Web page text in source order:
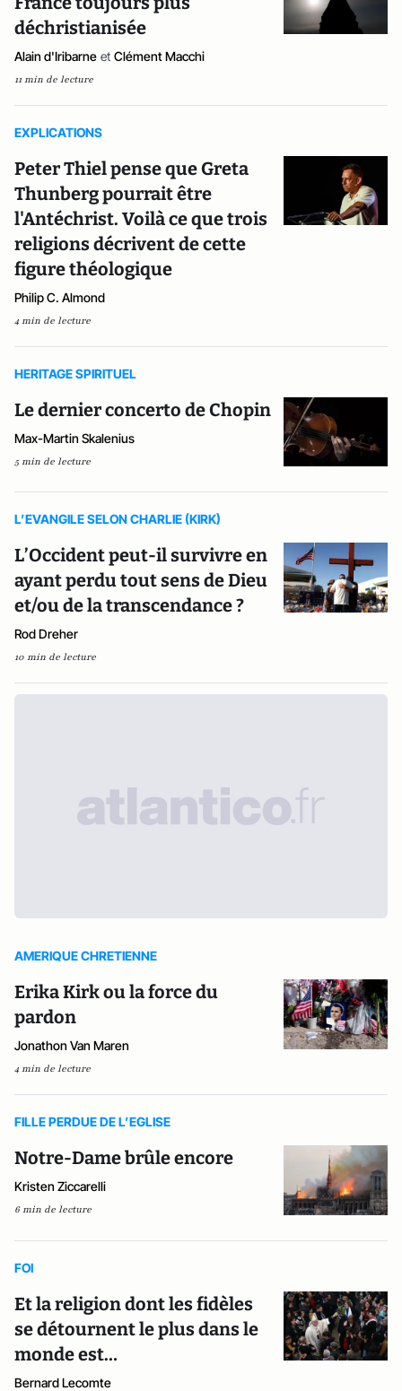
déchristianisée
Alain d'Iribarne et Clément Macchi
11 min de lecture
EXPLICATIONS
Peter Thiel pense que Greta
Thunberg pourrait être
l'Antéchrist. Voilà ce que trois
religions décrivent de cette
figure théologique
Philip C. Almond
4 min de lecture
HERITAGE SPIRITUEL
Le dernier concerto de Chopin
Max-Martin Skalenius
5 min de lecture
L’EVANGILE SELON CHARLIE (KIRK)
L’Occident peut-il survivre en
ayant perdu tout sens de Dieu
et/ou de la transcendance ?
Rod Dreher
10 min de lecture
AMERIQUE CHRETIENNE
Erika Kirk ou la force du
pardon
Jonathon Van Maren
4 min de lecture
FILLE PERDUE DE L’EGLISE
Notre-Dame brûle encore
Kristen Ziccarelli
6 min de lecture
FOI
Et la religion dont les fidèles
se détournent le plus dans le
monde est…
Bernard Lecomte